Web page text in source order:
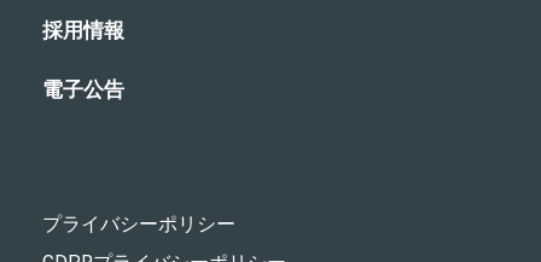
採用情報
電子公告
プライバシーポリシー